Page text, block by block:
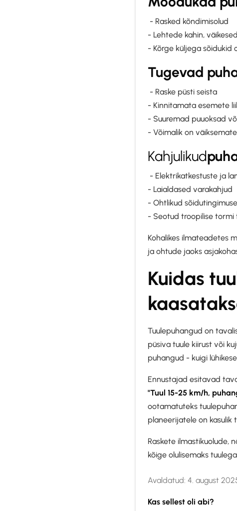
- Rasked kõndimisolud
- Lehtede kahin,
- Kõrge küljega sõidukid
Tugevad
- Raske püsti seista
- Kinnitamata esemete
- Suuremad puuoksad
- Võimalik on
‍Kahjulikud
- Elektrikatkestuste ja
- Laialdased varakahjud
- Ohtlikud
- Seotud troopilise tormi
Kohalikes ilmateadetes
ja ohtude jaoks
Kuidas
Tuulepuhangud on
püsiva tuule kiirust või
puhangud - kuigi
Ennustajad esitavad
"Tuul 15-25 km/h,
ootamatuteks
planeerijatele on kasulik
Raskete ilmastikuolude,
kõige olulisemaks
Avaldatud: 4. august
Kas sellest oli abi?